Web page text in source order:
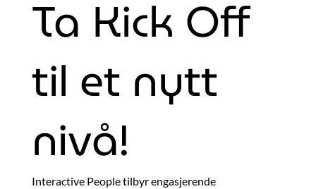
Ta Kick Off
til et nytt
nivå!
Interactive People tilbyr engasjerende